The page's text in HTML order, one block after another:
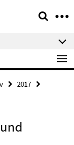
2017